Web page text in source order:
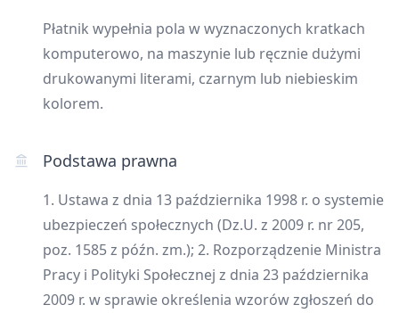
Płatnik wypełnia pola w wyznaczonych kratkach
komputerowo, na maszynie lub ręcznie dużymi
drukowanymi literami, czarnym lub niebieskim
kolorem.
Podstawa prawna
1. Ustawa z dnia 13 października 1998 r. o systemie
ubezpieczeń społecznych (Dz.U. z 2009 r. nr 205,
poz. 1585 z późn. zm.); 2. Rozporządzenie Ministra
Pracy i Polityki Społecznej z dnia 23 października
2009 r. w sprawie określenia wzorów zgłoszeń do